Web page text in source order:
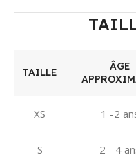
TAILLE
ÂGE
XS 1 -2
S 2 - 4